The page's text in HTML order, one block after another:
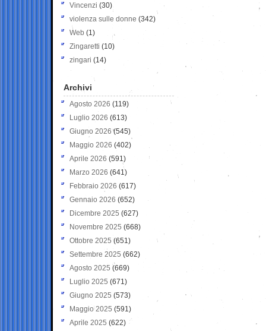
Vincenzi (30)
violenza sulle donne (342)
Web (1)
Zingaretti (10)
zingari (14)
Archivi
Agosto 2026 (119)
Luglio 2026 (613)
Giugno 2026 (545)
Maggio 2026 (402)
Aprile 2026 (591)
Marzo 2026 (641)
Febbraio 2026 (617)
Gennaio 2026 (652)
Dicembre 2025 (627)
Novembre 2025 (668)
Ottobre 2025 (651)
Settembre 2025 (662)
Agosto 2025 (669)
Luglio 2025 (671)
Giugno 2025 (573)
Maggio 2025 (591)
Aprile 2025 (622)